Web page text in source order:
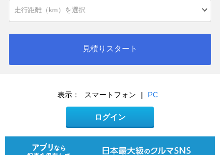
見積りスタート
表示： スマートフォン | PC
ログイン